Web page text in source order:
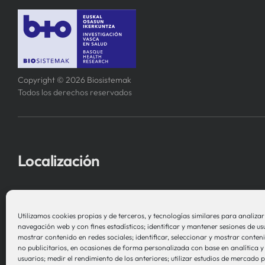
Utilizamos cookies propias y de terceros, y tecnologías similares para
navegación web y con fines estadísticos; identificar y mantener sesiones de
mostrar contenido en redes sociales; identificar, seleccionar y mostrar
no publicitarios, en ocasiones de forma personalizada con base en analítica
usuarios; medir el rendimiento de los anteriores; utilizar estudios de mercado
Copyright © 2026 Biosistemak
Todos los derechos reservados
Localización
en Sistemas de Salud – Biosistemak
B Accelerator Tower (BAT) Gran Vía, 1
48001 Bilbao (Bizkaia)